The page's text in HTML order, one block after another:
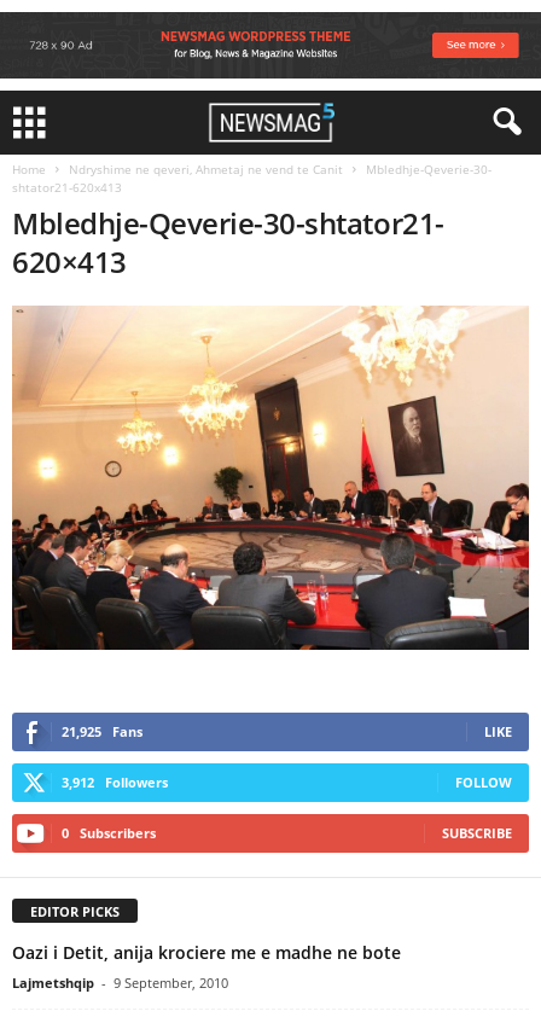
Home Ndryshime ne qeveri, Ahmetaj ne vend te Canit
Mbledhje-Qeverie-30-
shtator21-620x413
Mbledhje-Qeverie-30-shtator21-
620×413
21,925 Fans LIKE
3,912 Followers FOLLOW
0 Subscribers SUBSCRIBE
EDITOR PICKS
Oazi i Detit, anija krociere me e madhe ne bote
Lajmetshqip - 9 September, 2010